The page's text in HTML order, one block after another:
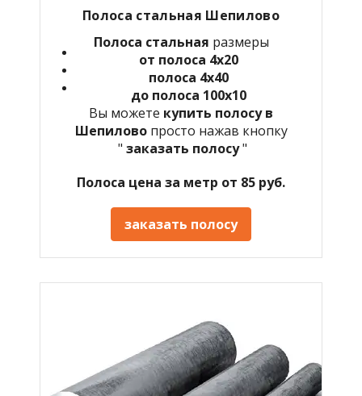
Полоса стальная Шепилово
Полоса стальная размеры
от полоса 4х20
полоса 4х40
до полоса 100х10
Вы можете купить полосу в
Шепилово просто нажав кнопку
" заказать полосу"
Полоса цена за метр от 85 руб.
заказать полосу